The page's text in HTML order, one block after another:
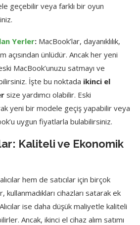
geçebilir veya farklı bir oyun
Yerler: MacBook’lar, dayanıklılık,
açısından ünlüdür. Ancak her yeni
MacBook’unuzu satmayı ve
İşte bu noktada ikinci el
size yardımcı olabilir. Eski
yeni bir modele geçiş yapabilir veya
uygun fiyatlarla bulabilirsiniz.
Kaliteli ve Ekonomik
hem de satıcılar için birçok
kullanmadıkları cihazları satarak ek
ise daha düşük maliyetle kaliteli
Ancak, ikinci el cihaz alım satımı